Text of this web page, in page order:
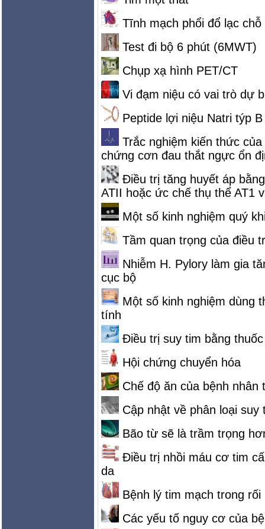
Tĩnh mạch phổi đổ lạc chỗ
Test đi bộ 6 phút (6MWT)
Chụp xạ hình PET/CT
Vi đạm niệu có vai trò dự
Peptide lợi niệu Natri týp
Trắc nghiệm kiến thức
chứng cơn đau thắt ngực ổn
Điều trị tăng huyết áp
ATII hoặc ức chế thụ thể AT1
Một số kinh nghiệm quý
Tầm quan trọng của điều
Nhiễm H. Pylory làm gia
cục bộ
Một số kinh nghiệm dùng
tính
Điều trị suy tim bằng
Hội chứng chuyển hóa
Chế độ ăn của bệnh nhân
Cập nhật về phân loại suy
Bão từ sẽ là trầm trọng
Điều trị nhồi máu cơ tim
da
Bệnh lý tim mạch trong
Các yếu tố nguy cơ của